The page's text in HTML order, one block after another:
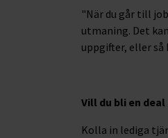
"När du går till
utmaning. Det
uppgifter, eller
Vill du bli en deal
Kolla in lediga